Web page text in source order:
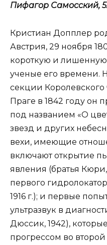
Пифагор Самосский,
Кристиан Допплер
Австрия, 29 ноября
короткую и
ученые его времени.
секции Королевского
Праге в 1842 году он
под названием «О
звезд и других
вехи, имеющие
включают открытие
явления (братья Кюри,
первого
1916 г.); и первые
ультразвук в
Дюссик, 1942),
прогрессом во